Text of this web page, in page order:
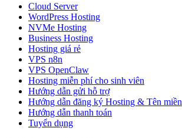
Cloud Server
WordPress Hosting
NVMe Hosting
Business Hosting
Hosting giá rẻ
VPS n8n
VPS OpenClaw
Hosting miễn phí cho sinh viên
Hướng dẫn gửi hỗ trợ
Hướng dẫn đăng ký Hosting & Tên miền
Hướng dẫn thanh toán
Tuyển dụng